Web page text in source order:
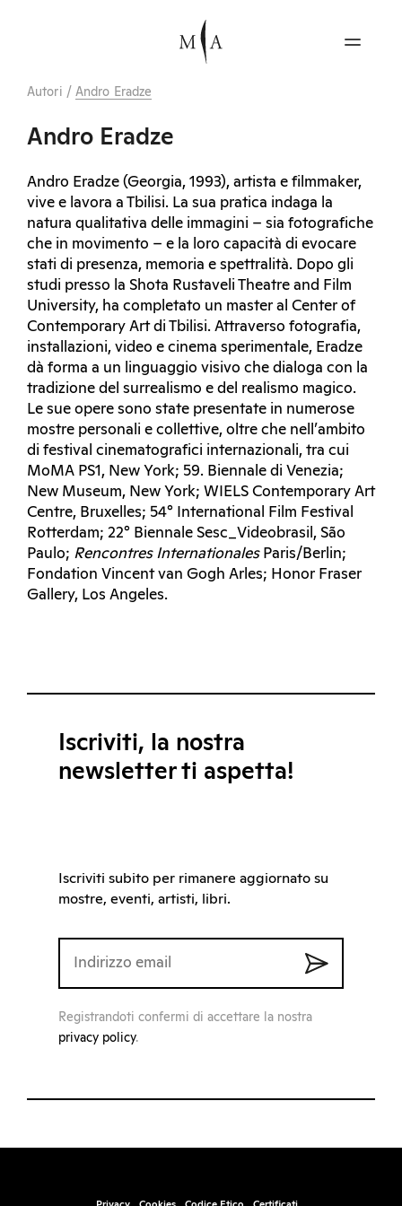
Autori / Andro Eradze
Andro Eradze
Andro Eradze (Georgia, 1993), artista e filmmaker,
vive e lavora a Tbilisi. La sua pratica indaga la
natura qualitativa delle immagini – sia fotografiche
che in movimento – e la loro capacità di evocare
stati di presenza, memoria e spettralità. Dopo gli
studi presso la Shota Rustaveli Theatre and Film
University, ha completato un master al Center of
Contemporary Art di Tbilisi. Attraverso fotografia,
installazioni, video e cinema sperimentale, Eradze
dà forma a un linguaggio visivo che dialoga con la
tradizione del surrealismo e del realismo magico.
Le sue opere sono state presentate in numerose
mostre personali e collettive, oltre che nell’ambito
di festival cinematografici internazionali, tra cui
MoMA PS1, New York; 59. Biennale di Venezia;
New Museum, New York; WIELS Contemporary Art
Centre, Bruxelles; 54° International Film Festival
Rotterdam; 22° Biennale Sesc_Videobrasil, São
Paulo; Rencontres Internationales Paris/Berlin;
Fondation Vincent van Gogh Arles; Honor Fraser
Gallery, Los Angeles.
Iscriviti, la nostra
newsletter ti aspetta!
Iscriviti subito per rimanere aggiornato su
mostre, eventi, artisti, libri.
Registrandoti confermi di accettare la nostra
privacy policy.